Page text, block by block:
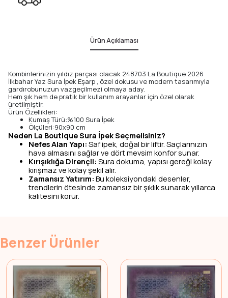
Ürün Açıklaması
Kombinlerinizin yıldız parçası olacak 248703 La Boutique 2026
İlkbahar Yaz Sura İpek Eşarp , özel dokusu ve modern tasarımıyla
gardırobunuzun vazgeçilmezi olmaya aday.
Hem şık hem de pratik bir kullanım arayanlar için özel olarak
üretilmiştir.
Ürün Özellikleri:
Kumaş Türü:%100 Sura İpek
Ölçüleri:90x90 cm
Neden La Boutique Sura İpek Seçmelisiniz?
Nefes Alan Yapı: Saf ipek, doğal bir liftir. Saçlarınızın
hava almasını sağlar ve dört mevsim konfor sunar.
Kırışıklığa Dirençli: Sura dokuma, yapısı gereği kolay
kırışmaz ve kolay şekil alır.
Zamansız Yatırım: Bu koleksiyondaki desenler,
trendlerin ötesinde zamansız bir şıklık sunarak yıllarca
kalitesini korur.
Benzer Ürünler